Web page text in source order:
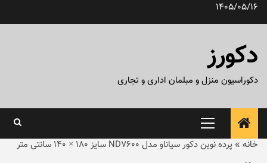
پرش1405/05/16
دکورز
دکوراسیون منزل و مبلمان اداری و تجاری
منوی
اصلی
خانه » پرده نوین دکور سیاناو مدل ND7600 سایز ۱۸۰ × ۱۴۰ سانتی متر